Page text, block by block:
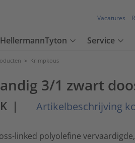
Vacatures
Service
> Krimpkous
3/1 zwart
| Artikelbeschrijving
linked polyolefine